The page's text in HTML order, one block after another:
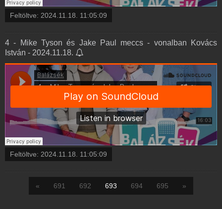
Feltöltve: 2024.11.18. 11:05:09
4 - Mike Tyson és Jake Paul meccs - vonalban Kovács
István - 2024.11.18.
Feltöltve: 2024.11.18. 11:05:09
« 691 692 693 694 695 »